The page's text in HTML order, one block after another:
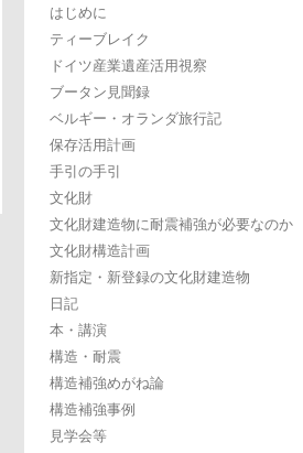
はじめに
ティーブレイク
ドイツ産業遺産活用視察
ブータン見聞録
ベルギー・オランダ旅行記
保存活用計画
手引の手引
文化財
文化財建造物に耐震補強が必要なのか
文化財構造計画
新指定・新登録の文化財建造物
日記
本・講演
構造・耐震
構造補強めがね論
構造補強事例
見学会等